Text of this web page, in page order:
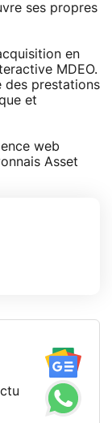
ses propres
en
MDEO.
des prestations
et
web
Asset